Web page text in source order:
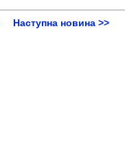
Наступна новина >>